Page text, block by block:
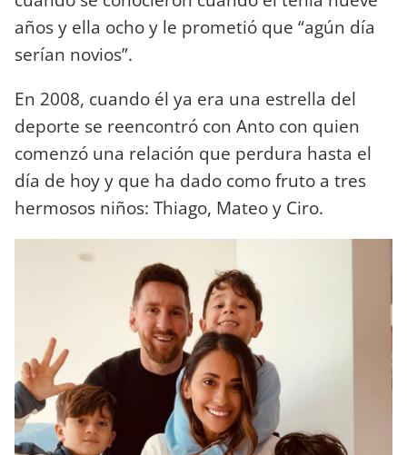
años y ella ocho y le prometió que “agún día
serían novios”.
En 2008, cuando él ya era una estrella del
deporte se reencontró con Anto con quien
comenzó una relación que perdura hasta el
día de hoy y que ha dado como fruto a tres
hermosos niños: Thiago, Mateo y Ciro.